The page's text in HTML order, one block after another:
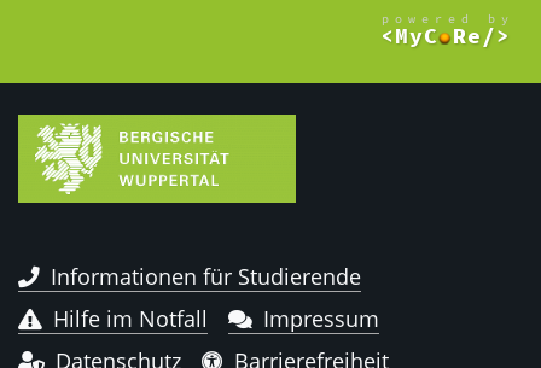
Informationen für Studierende
Hilfe im Notfall
Impressum
Datenschutz
Barrierefreiheit